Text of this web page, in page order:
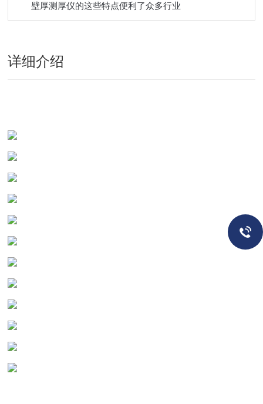
壁厚测厚仪的这些特点便利了众多行业
详细介绍